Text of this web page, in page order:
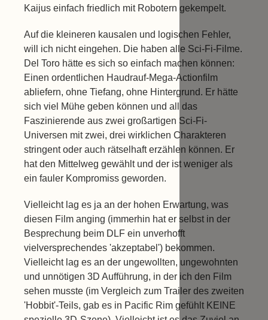
Kaijus einfach friedlich mit Robotern gekempelt.
Auf die kleineren kausalen und logischen Fehler,
will ich nicht eingehen. Die haben alle Sci-Fi-Filme.
Del Toro hätte es sich so einfach machen können:
Einen ordentlichen Haudrauf-Mega-Actionfilm
abliefern, ohne Tiefang, ohne Hintergrund. Er hätte
sich viel Mühe geben können und all das
Faszinierende aus zwei großartigen Sci-Fi-
Universen mit zwei, drei wirklichen Charakteren
stringent oder auch rätselhaft erzählen können. Er
hat den Mittelweg gewählt und der ist weniger als
ein fauler Kompromiss geworden.
Vielleicht lag es ja an der hohen Erwartung, was
diesen Film anging (immerhin hat er selbst in der
Besprechung beim DLF ein unverhofft
vielversprechendes 'akzeptabel') bekommen.
Vielleicht lag es an der ungewollten, ungewohnten
und unnötigen 3D Aufführung, in der ich den Film
sehen musste (im Vergleich zum Trailer des zweiten
'Hobbit'-Teils, gab es in Pacific Rim gefühlt KEINE